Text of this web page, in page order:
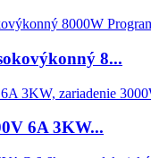
8...
6A 3KW...